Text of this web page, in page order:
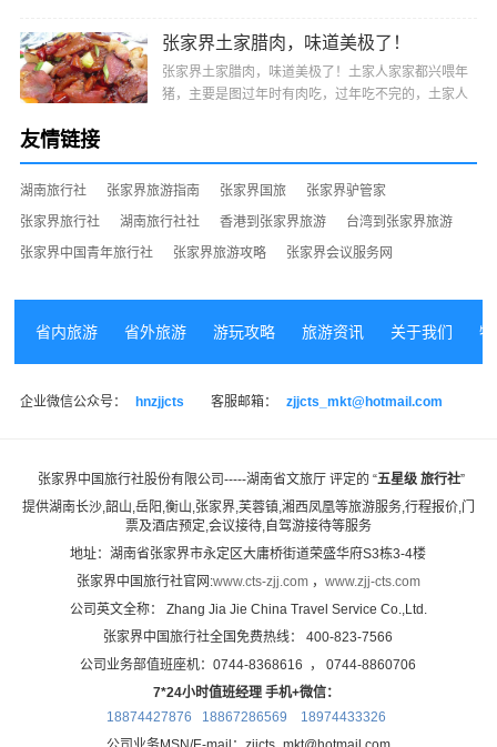
搅···
张家界土家腊肉，味道美极了！
张家界土家腊肉，味道美极了！土家人家家都兴喂年
猪，主要是图过年时有肉吃，过年吃不完的，土家人
友情链接
湖南旅行社 张家界旅游指南 张家界国旅
张家界驴管家
张家界旅行社
湖南旅行社社 香港到张家界旅游
台湾到张家界旅游
张家界中国青年旅行社
张家界旅游攻略 张家界会议服务网
省内旅游 省外旅游 游玩攻略 旅游资讯 关于我们
企业微信公众号： hnzjjcts 客服邮箱： zjjcts_mkt@hotmail.com
张家界中国旅行社股份有限公司-----湖南省文旅厅 评定的 “五星级 旅行社”
提供湖南长沙,韶山,岳阳,衡山,张家界,芙蓉镇,湘西凤凰等旅游服务,行程报价,门
票及酒店预定,会议接待,自驾游接待等服务
地址：湖南省张家界市永定区大庸桥街道荣盛华府S3栋3-4楼
张家界中国旅行社官网:www.cts-zjj.com， www.zjj-cts.com
公司英文全称： Zhang Jia Jie China Travel Service Co.,Ltd.
张家界中国旅行社全国免费热线： 400-823-7566
公司业务部值班座机：0744-8368616 ， 0744-8860706
7*24小时值班经理 手机+微信：
18874427876 18867286569 18974433326